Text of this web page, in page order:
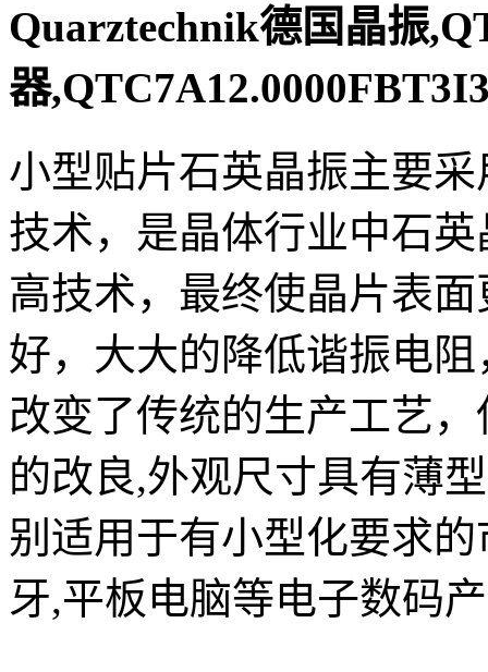
Quarztechnik德国晶振
器
小型贴片石英晶振主要
技术，是晶体行业中石
高技术，最终使晶片表
好，大大的降低谐振电
改变了传统的生产工艺
的改良,外观尺寸具有薄
别适用于有小型化要求
牙,平板电脑等电子数码